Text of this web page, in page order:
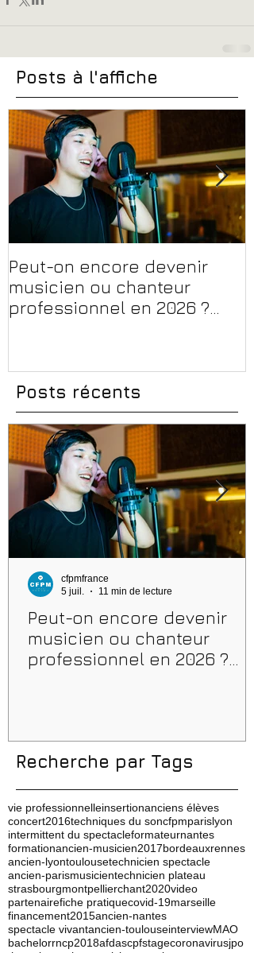
Posts à l'affiche
Peut-on encore devenir
musicien ou chanteur
professionnel en 2026 ?
Posts récents
Peut-on encore devenir
musicien ou chanteur
professionnel en 2026 ?
cfpmfrance
5 juil.
11 min de lecture
Recherche par Tags
vie professionnelleinsertionanciens élèves
concert2016techniques du soncfpmparislyon
intermittent du spectacleformateurnantes
formationancien-musicien2017bordeauxrennes
ancien-lyontoulousetechnicien spectacle
ancien-parismusicientechnicien plateau
strasbourgmontpellierchant2020video
partenairefiche pratiquecovid-19marseille
financement2015ancien-nantes
spectacle vivantancien-toulouseinterviewMAO
bachelorrncp2018afdascpfstagecoronavirusjpo